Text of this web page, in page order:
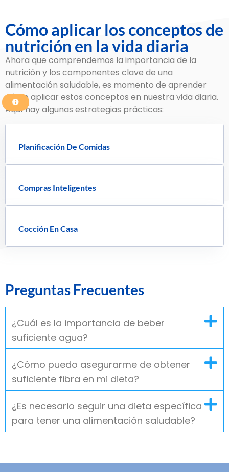
Cómo aplicar los conceptos de
nutrición en la vida diaria
Ahora que comprendemos la importancia de la
nutrición y los componentes clave de una
alimentación saludable, es momento de aprender
cómo aplicar estos conceptos en nuestra vida diaria.
Aquí hay algunas estrategias prácticas:
Planificación De Comidas
Compras Inteligentes
Cocción En Casa
Preguntas Frecuentes
¿Cuál es la importancia de beber
suficiente agua?
¿Cómo puedo asegurarme de obtener
suficiente fibra en mi dieta?
¿Es necesario seguir una dieta específica
para tener una alimentación saludable?